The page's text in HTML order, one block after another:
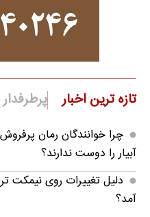
تازه ترین اخبار پرطرفدار
چرا خوانندگان رمان
آبیار را دوست ندارند؟
دلیل تغییرات روی نیمکت
آمد؟